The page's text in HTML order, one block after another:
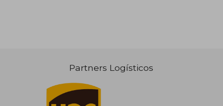
Partners Logísticos